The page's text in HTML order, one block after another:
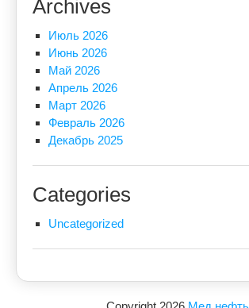
Archives
Июль 2026
Июнь 2026
Май 2026
Апрель 2026
Март 2026
Февраль 2026
Декабрь 2025
Categories
Uncategorized